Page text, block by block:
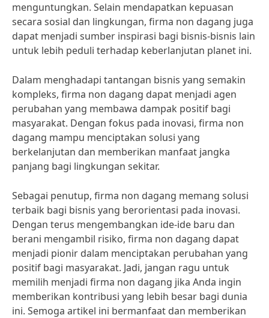
menguntungkan. Selain mendapatkan kepuasan
secara sosial dan lingkungan, firma non dagang juga
dapat menjadi sumber inspirasi bagi bisnis-bisnis lain
untuk lebih peduli terhadap keberlanjutan planet ini.
Dalam menghadapi tantangan bisnis yang semakin
kompleks, firma non dagang dapat menjadi agen
perubahan yang membawa dampak positif bagi
masyarakat. Dengan fokus pada inovasi, firma non
dagang mampu menciptakan solusi yang
berkelanjutan dan memberikan manfaat jangka
panjang bagi lingkungan sekitar.
Sebagai penutup, firma non dagang memang solusi
terbaik bagi bisnis yang berorientasi pada inovasi.
Dengan terus mengembangkan ide-ide baru dan
berani mengambil risiko, firma non dagang dapat
menjadi pionir dalam menciptakan perubahan yang
positif bagi masyarakat. Jadi, jangan ragu untuk
memilih menjadi firma non dagang jika Anda ingin
memberikan kontribusi yang lebih besar bagi dunia
ini. Semoga artikel ini bermanfaat dan memberikan